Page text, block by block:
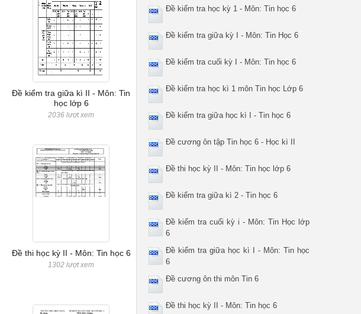
Đề kiểm tra giữa kì II - Môn: Tin
học lớp 6
2036 lượt xem
Đề thi học kỳ II - Môn: Tin học 6
1302 lượt xem
Đề kiểm tra học kỳ 1 - Môn: Tin học 6
Đề kiểm tra giữa kỳ I - Môn: Tin Học 6
Đề kiểm tra cuối kỳ I - Môn: Tin học 6
Đề kiểm tra học kì 1 môn Tin học Lớp 6
Đề kiểm tra giữa học kì I - Tin học 6
Đề cương ôn tập Tin học 6 - Học kì II
Đề thi học kỳ II - Môn: Tin học lớp 6
Đề kiểm tra giữa kì 2 - Tin học 6
Đề kiểm tra cuối kỳ i - Môn: Tin Học lớp
6
Đề kiểm tra giữa học kì I - Môn: Tin học
6
Đề cương ôn thi môn Tin 6
Đề thi học kỳ II - Môn: Tin học 6